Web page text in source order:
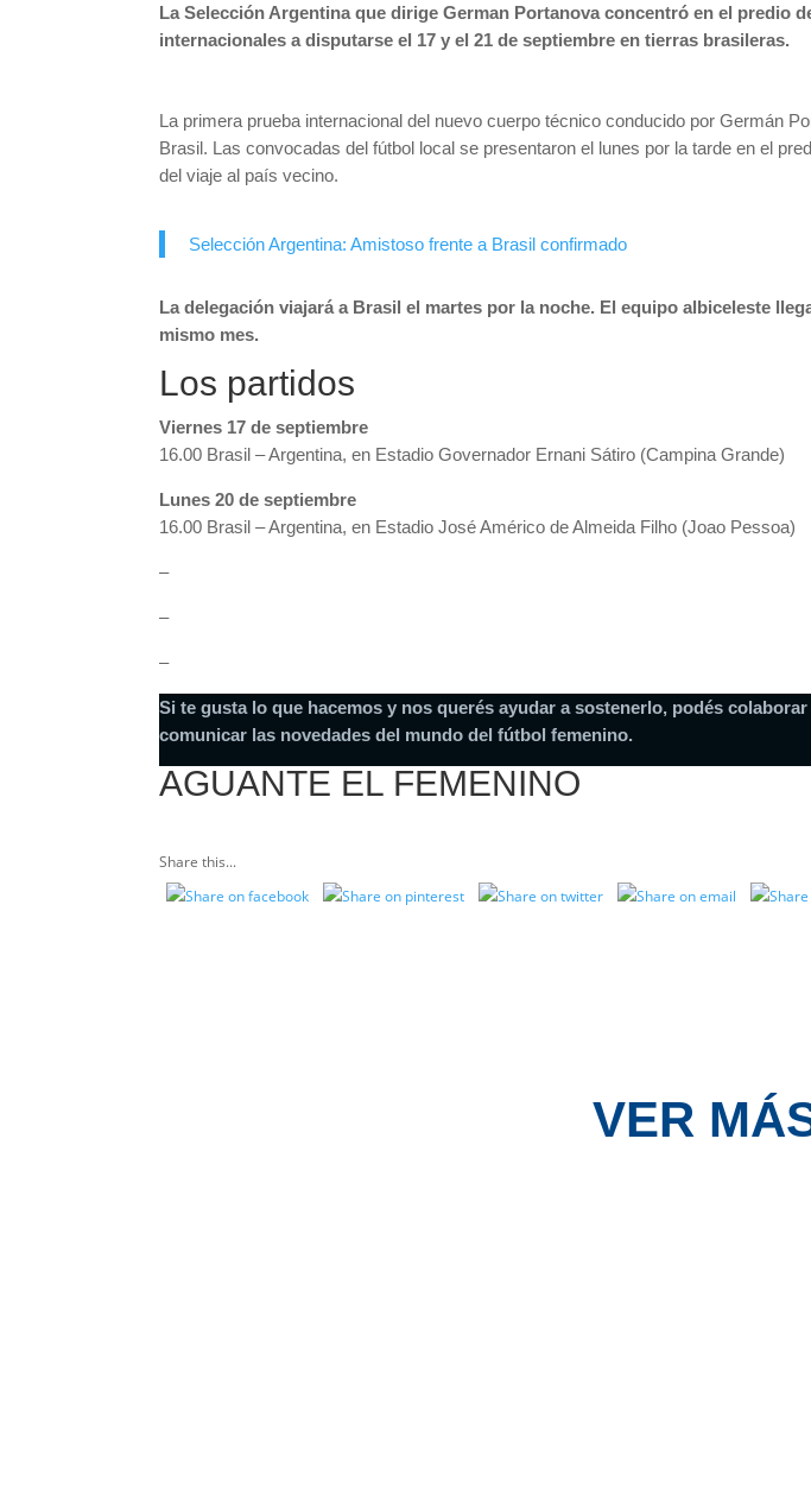
La Selección Argentina que dirige German Portanova concentró en el predio
internacionales a disputarse el 17 y el 21 de septiembre en tierras brasileras.
La primera prueba internacional del nuevo cuerpo técnico conducido por Germán
Brasil. Las convocadas del fútbol local se presentaron el lunes por la tarde en el
del viaje al país vecino.
Selección Argentina: Amistoso frente a Brasil confirmado
La delegación viajará a Brasil el martes por la noche. El equipo albiceleste
mismo mes.
Los partidos
Viernes 17 de septiembre
16.00 Brasil – Argentina, en Estadio Governador Ernani Sátiro (Campina Grande)
Lunes 20 de septiembre
16.00 Brasil – Argentina, en Estadio José Américo de Almeida Filho (Joao Pessoa)
–
–
–
Si te gusta lo que hacemos y nos querés ayudar a sostenerlo, podés
comunicar las novedades del mundo del fútbol femenino.
AGUANTE EL FEMENINO
Share this...
VER